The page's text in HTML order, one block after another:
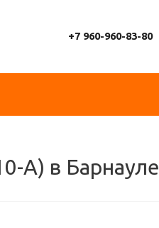
+7 960-960-83-80
A) в Барнауле